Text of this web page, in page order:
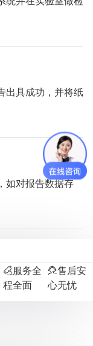
出具成功，并将纸
如对报告数据存
服务全
程全面
售后安
心无忧